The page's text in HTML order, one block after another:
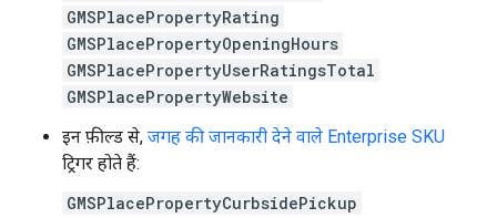
GMSPlacePropertyRating
GMSPlacePropertyOpeningHours
GMSPlacePropertyUserRatingsTotal
GMSPlacePropertyWebsite
इन फ़ील्ड से, जगह की जानकारी देने वाले Enterprise SKU
ट्रिगर होते हैं:
GMSPlacePropertyCurbsidePickup